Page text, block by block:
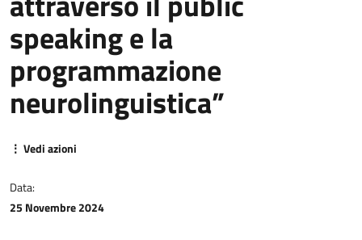
speaking e la
programmazione
neurolinguistica”
⋮ Vedi azioni
Data:
25 Novembre 2024